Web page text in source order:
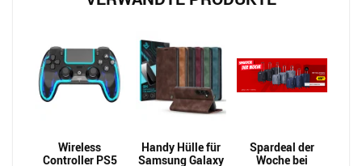
Wireless
Controller PS5
Handy Hülle für
Samsung Galaxy
Spardeal der
Woche bei